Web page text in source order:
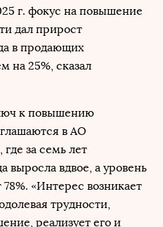
г. фокус на повышение
дал прирост
в продающих
на 25%, сказал
к повышению
в АО
за семь лет
выросла вдвое, а уровень
«Интерес возникает
трудности,
реализует его и